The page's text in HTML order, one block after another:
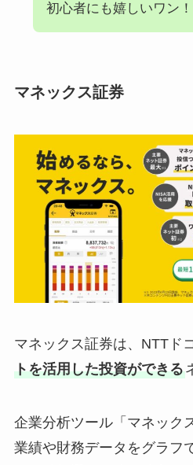
初心者にも嬉しいワン！
マネックス証券
マネックス証券は、NTTド
トを活用した投資ができる
企業分析ツール「マネック
業績や財務データをグラフ